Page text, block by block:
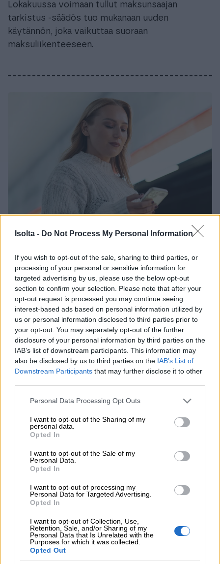
Isolta - Do Not Process My Personal Information
If you wish to opt-out of the sale, sharing to third parties, or
processing of your personal or sensitive information for
targeted advertising by us, please use the below opt-out
section to confirm your selection. Please note that after your
opt-out request is processed you may continue seeing
interest-based ads based on personal information utilized by
us or personal information disclosed to third parties prior to
your opt-out. You may separately opt-out of the further
disclosure of your personal information by third parties on the
IAB’s list of downstream participants. This information may
also be disclosed by us to third parties on the IAB’s List of
Downstream Participants that may further disclose it to other
Please note that this website/app uses one or more Google
not limited to your visit or usage behaviour. You may click to
grant or deny consent to Google and its third-party tags to
use your data for below specified purposes in below Google
consent section.
Personal Data Processing Opt Outs
I want to opt-out of the Sharing of my
personal data.
Opted In
I want to opt-out of the Sale of my
Personal Data.
Opted In
I want to opt-out of processing my
Personal Data for Targeted Advertising.
Opted In
I want to opt-out of Collection, Use,
Retention, Sale, and/or Sharing of my
Personal Data that Is Unrelated with the
Purposes for which it was collected.
Opted Out
Lokakuussa voimaan tullut maksunsaajan
tarkistus -säädös tuo mukanaan uuden
käytännön, joka vaikuttaa suoraan
maksuliikenteeseen.
Tietoturva Finago
Isoltassa ja uusi
kyberturvallisuuslaki
Isoltallalle kyberturvallisuuslaki on tärkeää.
Seuraamme aktiivisesti lakiuudistuksia, muita
säännösmuutoksia sekä alan parhaita käytäntöjä.
Yhdessä kohti
vastuullisempaa